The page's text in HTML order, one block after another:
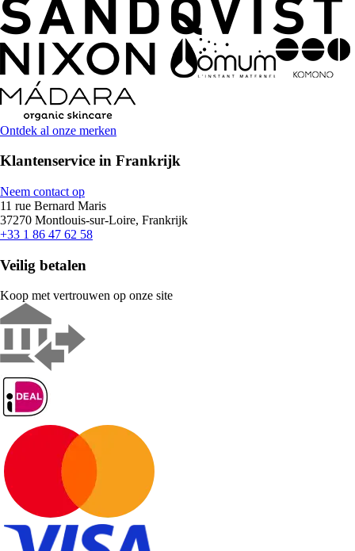
Ontdek al onze merken
Klantenservice in Frankrijk
Neem contact op
11 rue Bernard Maris
37270 Montlouis-sur-Loire, Frankrijk
+33 1 86 47 62 58
Veilig betalen
Koop met vertrouwen op onze site